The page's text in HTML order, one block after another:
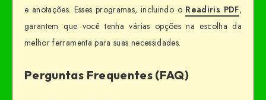
e anotações. Esses programas, incluindo o Readiris PDF,
garantem que você tenha várias opções na escolha da
melhor ferramenta para suas necessidades.
Perguntas Frequentes (FAQ)